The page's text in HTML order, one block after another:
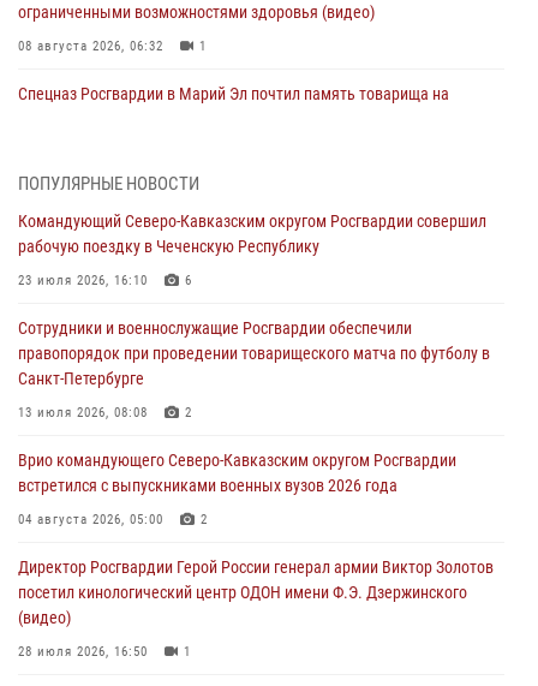
ограниченными возможностями здоровья (видео)
08 августа 2026, 06:32 1
Спецназ Росгвардии в Марий Эл почтил память товарища на
турнирами, мастер-классами и легкоатлетическими забегами
08 августа 2026, 06:03
региональные газеты и поддержку земляков
08 августа 2026, 05:00
Кинологи Росгвардии со всей страны приступили к новому курсу
08 августа 2026, 05:00 3
Комплексные проверки безопасности объектов образования с
08 августа 2026, 04:01
ПОПУЛЯРНЫЕ НОВОСТИ
Командующий Северо-Кавказским округом Росгвардии совершил
рабочую поездку в Чеченскую Республику
23 июля 2026, 16:10 6
Сотрудники и военнослужащие Росгвардии обеспечили
правопорядок при проведении товарищеского матча по футболу в
Санкт-Петербурге
13 июля 2026, 08:08 2
Врио командующего Северо-Кавказским округом Росгвардии
встретился с выпускниками военных вузов 2026 года
04 августа 2026, 05:00 2
Директор Росгвардии Герой России генерал армии Виктор Золотов
посетил кинологический центр ОДОН имени Ф.Э. Дзержинского
(видео)
28 июля 2026, 16:50 1